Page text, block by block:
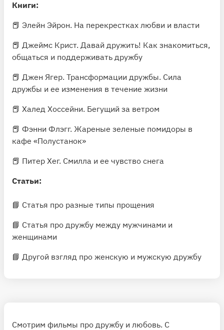
человеке сильную тревогу и боль, он старается
значимость. Таким образом он защищается от
чувств.
Книги:
📕 Элейн Эйрон. На перекрестках любви и власти
📕 Джеймс Крист. Давай дружить! Как знакомиться,
общаться и поддерживать дружбу
📕 Джен Ягер. Трансформации дружбы. Сила
дружбы и ее изменения в течение жизни
📕 Халед Хоссейни. Бегущий за ветром
📕 Фэнни Флэгг. Жареные зеленые помидоры в
кафе «Полустанок»
📕 Питер Хег. Смилла и ее чувство снега
Статьи:
📘 Статья про разные типы прощения
📘 Статья про дружбу между мужчинами и
женщинами
📘 Другой взгляд про женскую и мужскую дружбу
Смотрим фильмы про дружбу и любовь. С